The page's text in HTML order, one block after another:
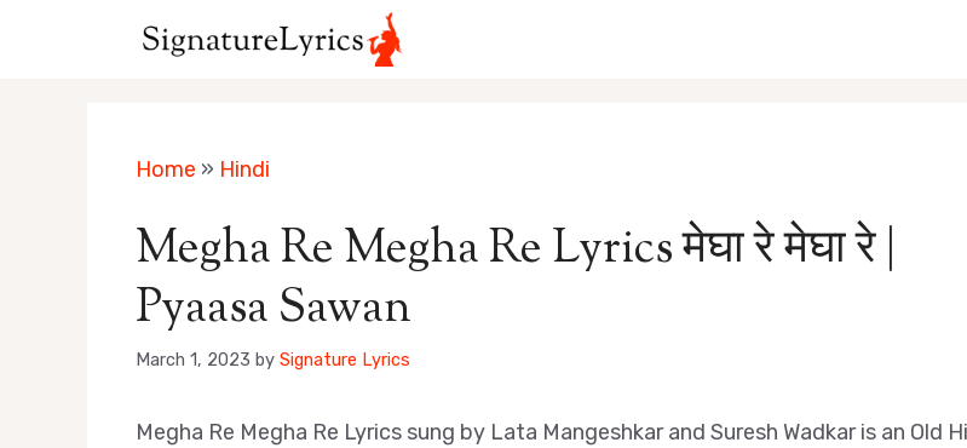
Home » Hindi
Megha Re Megha Re Lyrics मेघा रे मेघा रे |
Pyaasa Sawan
March 1, 2023 by Signature Lyrics
Megha Re Megha Re Lyrics sung by Lata Mangeshkar and Suresh Wadkar is an Old